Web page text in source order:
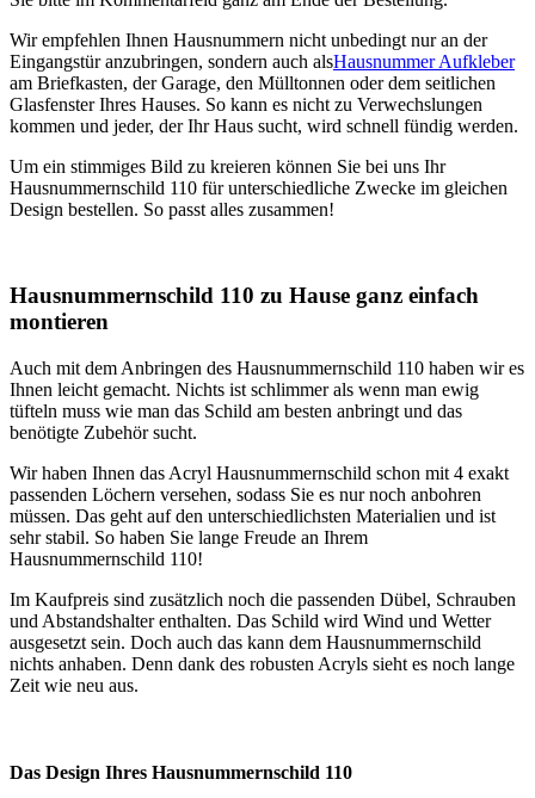
Wir empfehlen Ihnen Hausnummern nicht unbedingt nur an der
Eingangstür anzubringen, sondern auch alsHausnummer Aufkleber
am Briefkasten, der Garage, den Mülltonnen oder dem seitlichen
Glasfenster Ihres Hauses. So kann es nicht zu Verwechslungen
kommen und jeder, der Ihr Haus sucht, wird schnell fündig werden.
Um ein stimmiges Bild zu kreieren können Sie bei uns Ihr
Hausnummernschild 110 für unterschiedliche Zwecke im gleichen
Design bestellen. So passt alles zusammen!
Hausnummernschild 110 zu Hause ganz einfach
montieren
Auch mit dem Anbringen des Hausnummernschild 110 haben wir es
Ihnen leicht gemacht. Nichts ist schlimmer als wenn man ewig
tüfteln muss wie man das Schild am besten anbringt und das
benötigte Zubehör sucht.
Wir haben Ihnen das Acryl Hausnummernschild schon mit 4 exakt
passenden Löchern versehen, sodass Sie es nur noch anbohren
müssen. Das geht auf den unterschiedlichsten Materialien und ist
sehr stabil. So haben Sie lange Freude an Ihrem
Hausnummernschild 110!
Im Kaufpreis sind zusätzlich noch die passenden Dübel, Schrauben
und Abstandshalter enthalten. Das Schild wird Wind und Wetter
ausgesetzt sein. Doch auch das kann dem Hausnummernschild
nichts anhaben. Denn dank des robusten Acryls sieht es noch lange
Zeit wie neu aus.
Das Design Ihres Hausnummernschild 110